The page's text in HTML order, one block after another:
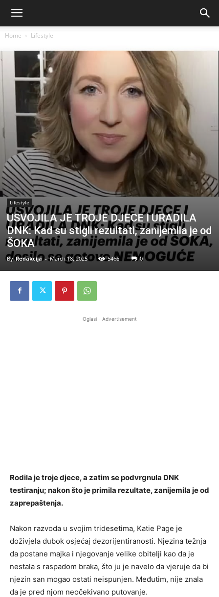
Home Lifestyle
Lifestyle
USVOJILA JE TROJE DJECE I URADILA
DNK: Kad su stigli rezultati, zanijemila je od
ŠOKA
By Redakcija - March 18, 2025 5466 0
Oglasi - Advertisement
Rodila je troje djece, a zatim se podvrgnula DNK
testiranju; nakon što je primila rezultate, zanijemila je od
zaprepaštenja.
Nakon razvoda u svojim tridesetima, Katie Page je
doživjela dubok osjećaj dezorijentiranosti. Njezina težnja
da postane majka i njegovanje velike obitelji kao da je
nestala s raspadom braka, što ju je navelo da vjeruje da bi
njezin san mogao ostati neispunjen. Međutim, nije znala
da je pred njom neočekivano putovanje.